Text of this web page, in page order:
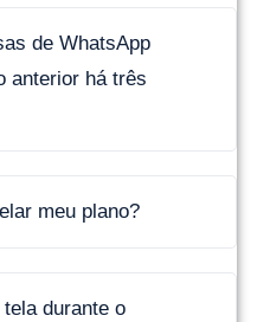
de WhatsApp
anterior há três
meu plano?
durante o